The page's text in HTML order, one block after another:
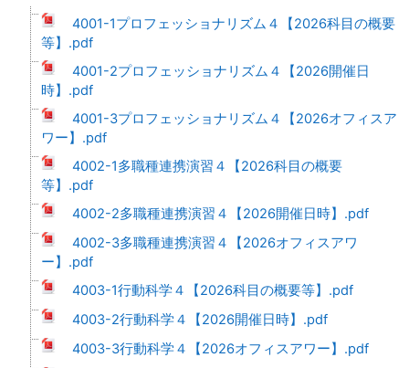
4001-1プロフェッショナリズム４【2026科目の概要
等】.pdf
4001-2プロフェッショナリズム４【2026開催日
時】.pdf
4001-3プロフェッショナリズム４【2026オフィスア
ワー】.pdf
4002-1多職種連携演習４【2026科目の概要
等】.pdf
4002-2多職種連携演習４【2026開催日時】.pdf
4002-3多職種連携演習４【2026オフィスアワ
ー】.pdf
4003-1行動科学４【2026科目の概要等】.pdf
4003-2行動科学４【2026開催日時】.pdf
4003-3行動科学４【2026オフィスアワー】.pdf